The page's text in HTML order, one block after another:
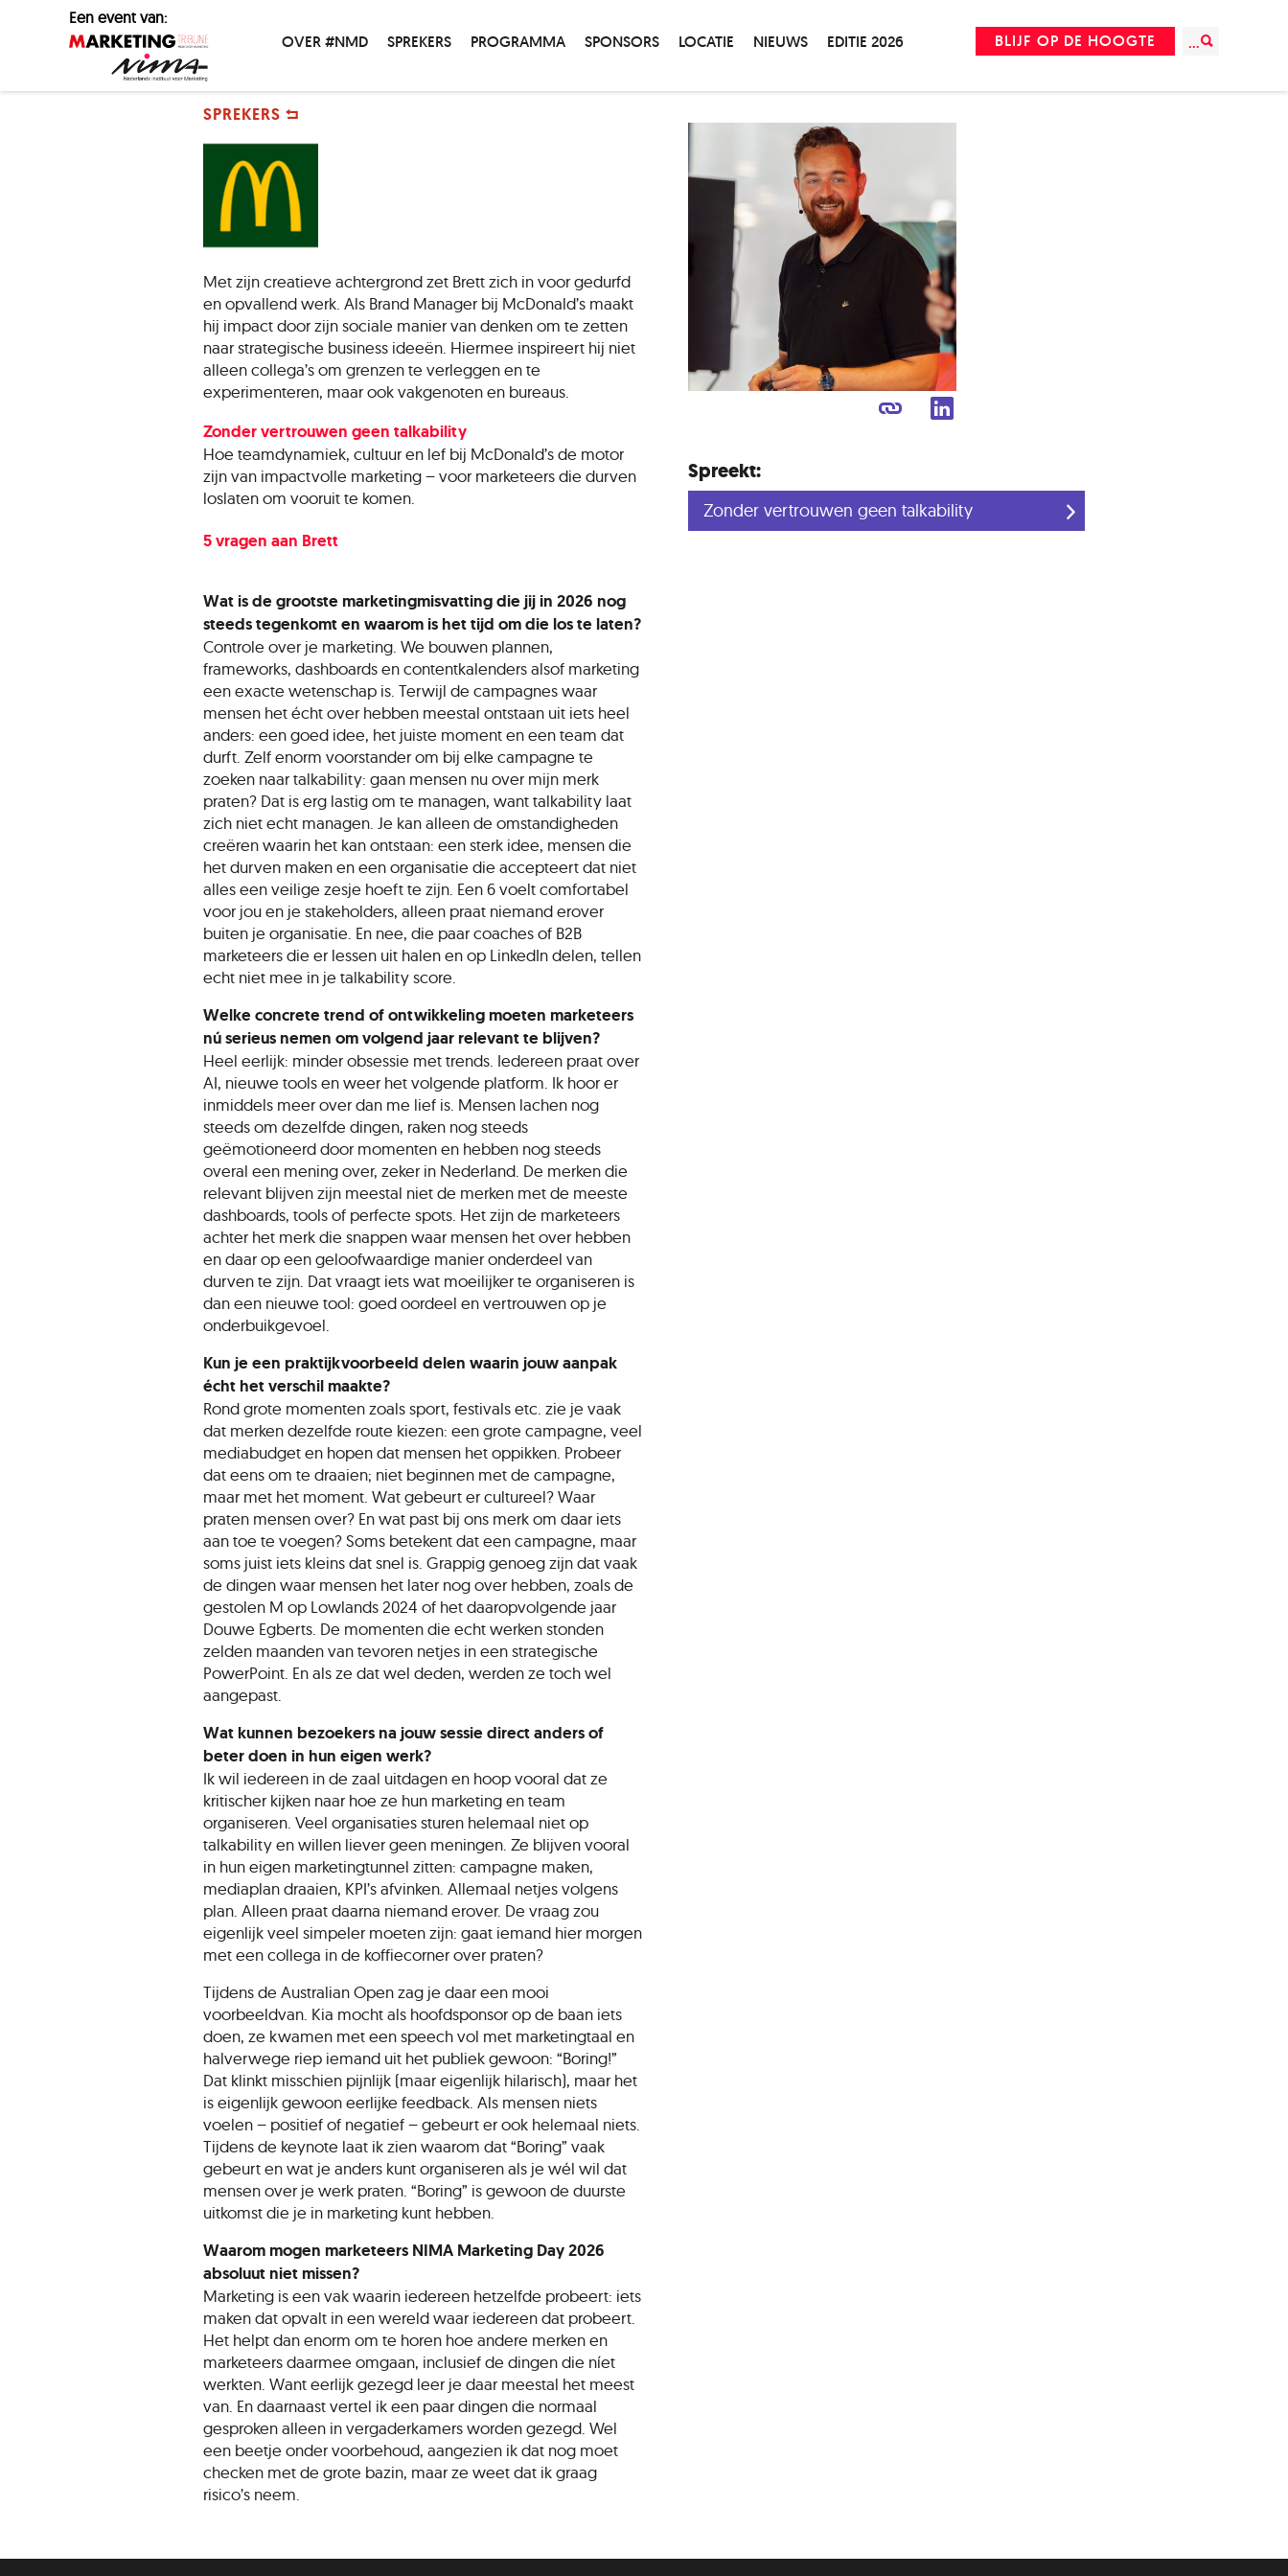
BLIJF OP DE HOOGTE ...
Een event van:
OVER #NMD SPREKERS PROGRAMMA SPONSORS LOCATIE NIEUWS EDITIE 2026
SPREKERS
Met zijn creatieve achtergrond zet Brett zich in voor gedurfd
en opvallend werk. Als Brand Manager bij McDonald’s maakt
hij impact door zijn sociale manier van denken om te zetten
naar strategische business ideeën. Hiermee inspireert hij niet
alleen collega’s om grenzen te verleggen en te
experimenteren, maar ook vakgenoten en bureaus.
Zonder vertrouwen geen talkability
Hoe teamdynamiek, cultuur en lef bij McDonald’s de motor
zijn van impactvolle marketing – voor marketeers die durven
loslaten om vooruit te komen.
5 vragen aan Brett
Wat is de grootste marketingmisvatting die jij in 2026 nog
steeds tegenkomt en waarom is het tijd om die los te laten?
Controle over je marketing. We bouwen plannen,
frameworks, dashboards en contentkalenders alsof marketing
een exacte wetenschap is. Terwijl de campagnes waar
mensen het écht over hebben meestal ontstaan uit iets heel
anders: een goed idee, het juiste moment en een team dat
durft. Zelf enorm voorstander om bij elke campagne te
zoeken naar talkability: gaan mensen nu over mijn merk
praten? Dat is erg lastig om te managen, want talkability laat
zich niet echt managen. Je kan alleen de omstandigheden
creëren waarin het kan ontstaan: een sterk idee, mensen die
het durven maken en een organisatie die accepteert dat niet
alles een veilige zesje hoeft te zijn. Een 6 voelt comfortabel
voor jou en je stakeholders, alleen praat niemand erover
buiten je organisatie. En nee, die paar coaches of B2B
marketeers die er lessen uit halen en op LinkedIn delen, tellen
echt niet mee in je talkability score.
Welke concrete trend of ontwikkeling moeten marketeers
nú serieus nemen om volgend jaar relevant te blijven?
Heel eerlijk: minder obsessie met trends. Iedereen praat over
AI, nieuwe tools en weer het volgende platform. Ik hoor er
inmiddels meer over dan me lief is. Mensen lachen nog
steeds om dezelfde dingen, raken nog steeds
geëmotioneerd door momenten en hebben nog steeds
overal een mening over, zeker in Nederland. De merken die
relevant blijven zijn meestal niet de merken met de meeste
dashboards, tools of perfecte spots. Het zijn de marketeers
achter het merk die snappen waar mensen het over hebben
en daar op een geloofwaardige manier onderdeel van
durven te zijn. Dat vraagt iets wat moeilijker te organiseren is
dan een nieuwe tool: goed oordeel en vertrouwen op je
onderbuikgevoel.
Kun je een praktijkvoorbeeld delen waarin jouw aanpak
écht het verschil maakte?
Rond grote momenten zoals sport, festivals etc. zie je vaak
dat merken dezelfde route kiezen: een grote campagne, veel
mediabudget en hopen dat mensen het oppikken. Probeer
dat eens om te draaien; niet beginnen met de campagne,
maar met het moment. Wat gebeurt er cultureel? Waar
praten mensen over? En wat past bij ons merk om daar iets
aan toe te voegen? Soms betekent dat een campagne, maar
soms juist iets kleins dat snel is. Grappig genoeg zijn dat vaak
de dingen waar mensen het later nog over hebben, zoals de
gestolen M op Lowlands 2024 of het daaropvolgende jaar
Douwe Egberts. De momenten die echt werken stonden
zelden maanden van tevoren netjes in een strategische
PowerPoint. En als ze dat wel deden, werden ze toch wel
aangepast.
Wat kunnen bezoekers na jouw sessie direct anders of
beter doen in hun eigen werk?
Ik wil iedereen in de zaal uitdagen en hoop vooral dat ze
kritischer kijken naar hoe ze hun marketing en team
organiseren. Veel organisaties sturen helemaal niet op
talkability en willen liever geen meningen. Ze blijven vooral
in hun eigen marketingtunnel zitten: campagne maken,
mediaplan draaien, KPI’s afvinken. Allemaal netjes volgens
plan. Alleen praat daarna niemand erover. De vraag zou
eigenlijk veel simpeler moeten zijn: gaat iemand hier morgen
met een collega in de koffiecorner over praten?
Tijdens de Australian Open zag je daar een mooi
voorbeeldvan. Kia mocht als hoofdsponsor op de baan iets
doen, ze kwamen met een speech vol met marketingtaal en
halverwege riep iemand uit het publiek gewoon: “Boring!”
Dat klinkt misschien pijnlijk (maar eigenlijk hilarisch), maar het
is eigenlijk gewoon eerlijke feedback. Als mensen niets
voelen – positief of negatief – gebeurt er ook helemaal niets.
Tijdens de keynote laat ik zien waarom dat “Boring” vaak
gebeurt en wat je anders kunt organiseren als je wél wil dat
mensen over je werk praten. “Boring” is gewoon de duurste
uitkomst die je in marketing kunt hebben.
Waarom mogen marketeers NIMA Marketing Day 2026
absoluut niet missen?
Marketing is een vak waarin iedereen hetzelfde probeert: iets
maken dat opvalt in een wereld waar iedereen dat probeert.
Het helpt dan enorm om te horen hoe andere merken en
marketeers daarmee omgaan, inclusief de dingen die níet
werkten. Want eerlijk gezegd leer je daar meestal het meest
van. En daarnaast vertel ik een paar dingen die normaal
gesproken alleen in vergaderkamers worden gezegd. Wel
een beetje onder voorbehoud, aangezien ik dat nog moet
checken met de grote bazin, maar ze weet dat ik graag
risico’s neem.
Spreekt:
Zonder vertrouwen geen talkability